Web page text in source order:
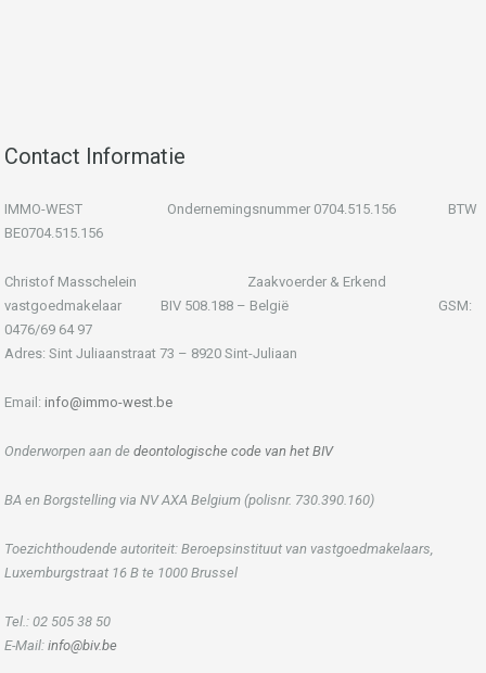
Contact Informatie
IMMO-WEST Ondernemingsnummer 0704.515.156 BTW
BE0704.515.156
Christof Masschelein Zaakvoerder & Erkend
vastgoedmakelaar BIV 508.188 – België GSM:
0476/69 64 97
Adres: Sint Juliaanstraat 73 – 8920 Sint-Juliaan
Email: info@immo-west.be
Onderworpen aan de deontologische code van het BIV
BA en Borgstelling via NV AXA Belgium (polisnr. 730.390.160)
Toezichthoudende autoriteit: Beroepsinstituut van vastgoedmakelaars,
Luxemburgstraat 16 B te 1000 Brussel
Tel.: 02 505 38 50
E-Mail: info@biv.be